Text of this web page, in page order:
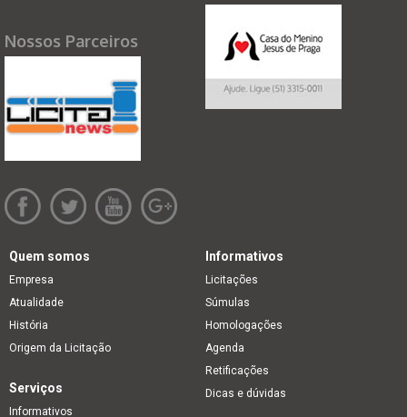
Nossos Parceiros
Quem somos
Empresa
Atualidade
História
Origem da Licitação
Informativos
Licitações
Súmulas
Homologações
Agenda
Retificações
Dicas e dúvidas
Serviços
Informativos